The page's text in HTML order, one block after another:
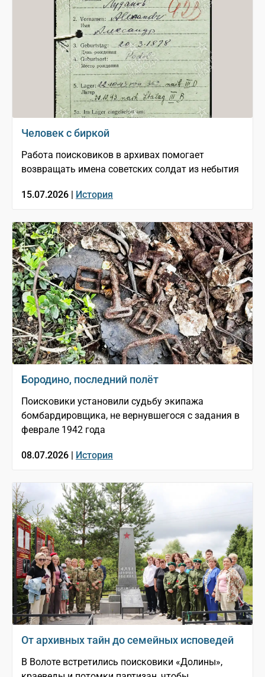
Человек с биркой
Работа поисковиков в архивах помогает
возвращать имена советских солдат из небытия
15.07.2026 | История
Бородино, последний полёт
Поисковики установили судьбу экипажа
бомбардировщика, не вернувшегося с задания в
феврале 1942 года
08.07.2026 | История
От архивных тайн до семейных исповедей
В Волоте встретились поисковики «Долины»,